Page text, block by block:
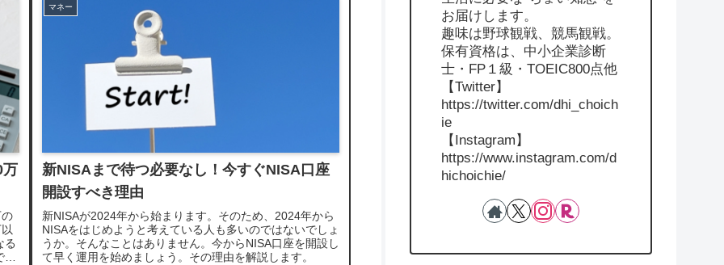
万
る
す
マネー
新NISAまで待つ必要なし！今すぐNISA口座
開設すべき理由
新NISAが2024年から始まります。そのため、2024年から
NISAをはじめようと考えている人も多いのではないでしょ
うか。そんなことはありません。今からNISA口座を開設し
て早く運用を始めましょう。その理由を解説します。
お届けします。
趣味は野球観戦、競馬観戦。
保有資格は、中小企業診断
士・FP１級・TOEIC800点他
【Twitter】
https://twitter.com/dhi_choich
ie
【Instagram】
https://www.instagram.com/d
hichoichie/